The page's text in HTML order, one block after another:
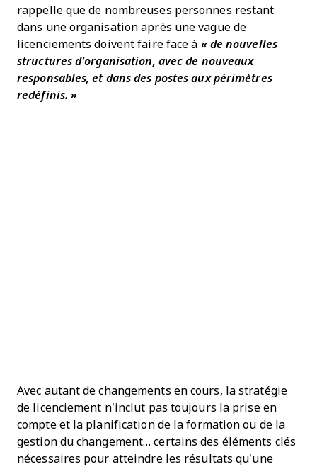
rappelle que de nombreuses personnes restant
dans une organisation après une vague de
licenciements doivent faire face à « de nouvelles
structures d’organisation, avec de nouveaux
responsables, et dans des postes aux périmètres
redéfinis. »
Avec autant de changements en cours, la stratégie
de licenciement n’inclut pas toujours la prise en
compte et la planification de la formation ou de la
gestion du changement… certains des éléments clés
nécessaires pour atteindre les résultats qu’une